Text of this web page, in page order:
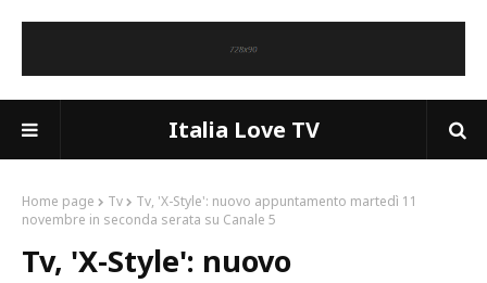
Italia Love TV
Home page Tv
Tv, 'X-Style': nuovo appuntamento martedì 11
novembre in seconda serata su Canale 5
Tv, 'X-Style': nuovo